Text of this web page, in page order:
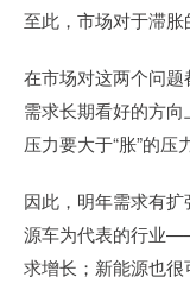
至此，市场对于滞胀
在市场对这两个问
需求长期看好的方向
压力要大于“胀”的压
因此，明年需求有
源车为代表的行业
求增长；新能源也很